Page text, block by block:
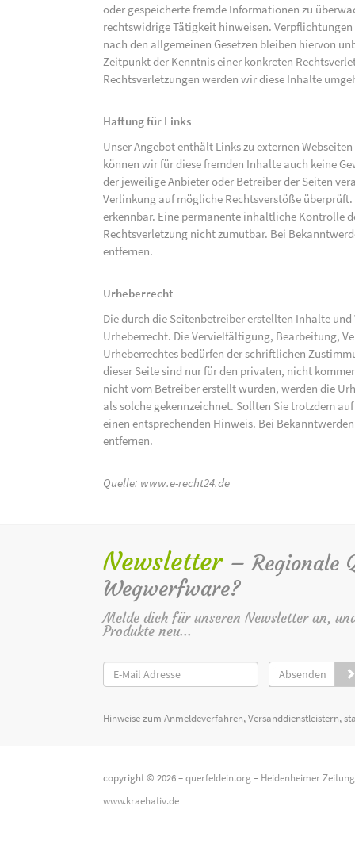
oder gespeicherte fremde Informationen zu
rechtswidrige Tätigkeit hinweisen.
nach den allgemeinen Gesetzen bleiben hiervon
Zeitpunkt der Kenntnis einer konkreten
Rechtsverletzungen werden wir diese Inhalte
Haftung für Links
Unser Angebot enthält Links zu externen
können wir für diese fremden Inhalte auch keine
der jeweilige Anbieter oder Betreiber der Seiten
Verlinkung auf mögliche Rechtsverstöße
erkennbar. Eine permanente inhaltliche Kontrolle
Rechtsverletzung nicht zumutbar. Bei
entfernen.
Urheberrecht
Die durch die Seitenbetreiber erstellten Inhalte
Urheberrecht. Die Vervielfältigung, Bearbeitung,
Urheberrechtes bedürfen der schriftlichen
dieser Seite sind nur für den privaten, nicht
nicht vom Betreiber erstellt wurden, werden die
als solche gekennzeichnet. Sollten Sie trotzdem
einen entsprechenden Hinweis. Bei
entfernen.
Quelle: www.e-recht24.de
Newsletter – Regionale
Wegwerfware?
Melde dich für unseren Newsletter an,
Produkte neu...
Absenden
Hinweise zum Anmeldeverfahren, Versanddienstleistern,
copyright © 2026 –querfeldein.org– Heidenheimer
www.kraehativ.de